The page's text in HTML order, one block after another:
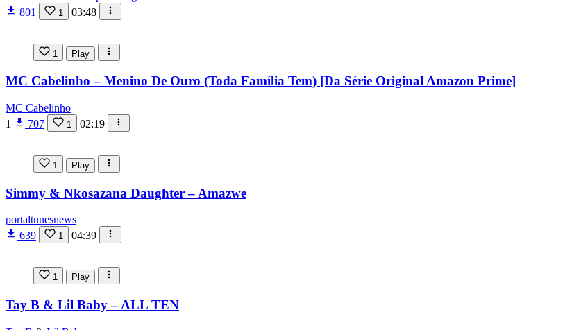
801
1 03:48
1 Play
MC Cabelinho – Menino De Ouro (Toda Família Tem) [Da Série Original Amazon Prime]
MC Cabelinho
1
707 1 02:19
1 Play
Simmy & Nkosazana Daughter – Amazwe
portaltunesnews
639
1 04:39
1 Play
Tay B & Lil Baby – ALL TEN